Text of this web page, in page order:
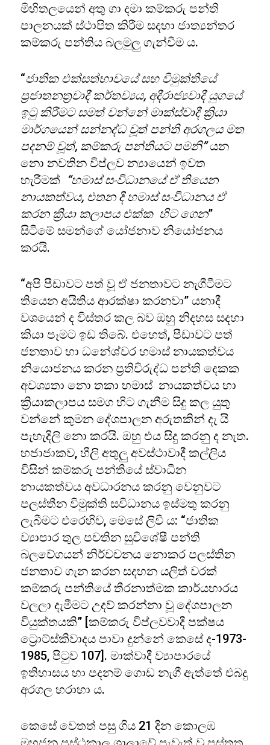
මිහිතලයෙන් අතු ගා දමා කම්කරු පන්ති
පාලනයක් ස්ථාපිත කිරීම සදහා ජාත්‍යන්තර
කම්කරු පන්තිය බලමුලු ගැන්වීම ය.
“ජාතික එක්සත්භාවයේ සහ විමුක්තියේ
ප්‍රජාතනත්‍රවාදී කර්තව්‍යය, අදීරාජ්‍යවාදී යුගයේ
ඉටු කිරීමට සමත් වන්නේ මාක්ස්වාදී ක්‍රියා
මාර්ගයෙන් සන්නද්ධ වූත් පන්ති අරගලය මත
පදනම් වූත්, කම්කරු පන්තියට පමනි”යන
නො නවතින විප්ලව න්‍යායෙන් ඉවත
හැරීමක් “හමාස් සංවිධානයේ ඒ තියෙන
නායකත්වය, එතන දී හමාස් සංවිධානය ඒ
කරන ක්‍රියා කලාපය එක්ක හිට ගෙන”
සිටීමේ සමන්ගේ යෝජනාව නියෝජනය
කරයි.
“අපි පීඩාවට පත් වූ ඒ ජනතාවට නැගීටීමට
තියෙන අයිතිය ආරක්ෂා කරනවා” යනාදී
වශයෙන් ද විස්තර කල බව ඔහු නිදහස සදහා
කියා පෑමට ඉඩ තිබේ. එහෙත්, පීඩාවට පත්
ජනතාව හා ධනේශ්වර හමාස් නායකත්වය
නියොජනය කරන ප්‍රතිවිරුද්ධ පන්ති දෙකක
අවශ්‍යතා නො තකා හමාස් නායකත්වය හා
ක්‍රියාකලාපය සමග හිට ගැනීම සිදු කල යුතු
වන්නේ කුමන දේශපාලන අරුතකින් දැ යි
පැහැදිලි නො කරයි. ඔහු එය සිදු කරනු ද නැත.
හජාජාකව, හීලි අතුලු අවස්ථාවාදී කල්ලිය
විසින් කම්කරු පන්තියේ ස්වාධීන
නායකත්වය අවධාරනය කරනු වෙනුවට
පලස්තීන විමුක්ති සවිධානය ඉස්මතු කරනු
ලැබීමට එරෙහිව, මෙසේ ලිවී ය: “ජාතික
ව්‍යාපාර තුල පවතින සුවිශේෂී පන්ති
බලවේගයන් නිර්වචනය නොකර පලස්තින
ජනතාව ගැන කරන සදහන යලිත් වරක්
කම්කරු පන්තියේ තීරනාත්මක කාර්යභාරය
වලලා දැමීමට උදව් කරන්නා වූ දේශපාලන
වියුක්තයකි” [කම්කරු විප්ලවවාදී පක්ෂය
ට්‍රොට්ස්කිවාදය පාවා දුන්නේ කෙසේ ද-1973-
1985, පිටුව 107]. මාක්වාදී ව්‍යාපාරයේ
ඉතිහාසය හා පදනම් ගොඩ නැගී ඇත්තේ එබදු
අරගල හරාහා ය.
කෙසේ වෙතත් පසු ගිය 21 දින කොලඹ